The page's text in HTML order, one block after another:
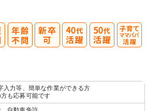
入力等、簡単な作業ができる方
も応募可能です